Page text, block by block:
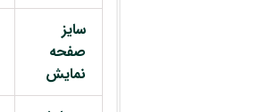
سایز
صفحه
نمایش